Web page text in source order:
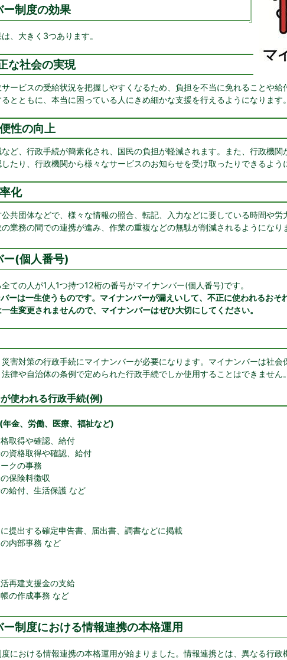
ー制度の効果
、大きく3つあります。
な社会の実現
ービスの受給状況を把握しやすくなるため、負担を不当に免れることや給
とともに、本当に困っている人にきめ細かな支援を行えるようになります。
性の向上
ど、行政手続が簡素化され、国民の負担が軽減されます。また、行政機関
たり、行政機関から様々なサービスのお知らせを受け取ったりできるよう
化
共団体などで、様々な情報の照合、転記、入力などに要している時間や労
業務の間での連携が進み、作業の重複などの無駄が削減されるようになり
ー(個人番号)
ての人が1人1つ持つ12桁の番号がマイナンバー(個人番号)です。
ーは一生使うものです。マイナンバーが漏えいして、不正に使われるおそ
生変更されませんので、マイナンバーはぜひ大切にしてください。
害対策の行政手続にマイナンバーが必要になります。マイナンバーは社会
律や自治体の条例で定められた行政手続でしか使用することはできません
使われる行政手続(例)
金、労働、医療、福祉など)
取得や確認、給付
資格取得や確認、給付
クの事務
保険料徴収
給付、生活保護 など
提出する確定申告書、届出書、調書などに掲載
内部事務 など
再建支援金の支給
の作成事務 など
ー制度における情報連携の本格運用
における情報連携の本格運用が始まりました。情報連携とは、異なる行政